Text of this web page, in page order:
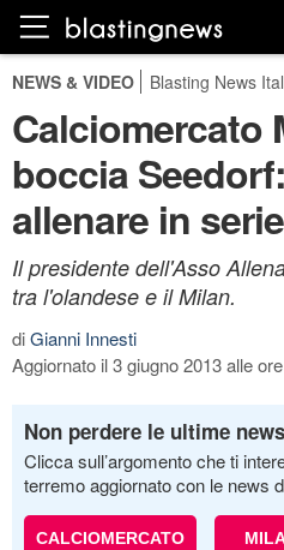
NEWS & VIDEO Blasting News
Calciomercato
boccia
allenare in
Il presidente dell'Asso
tra l'olandese e il Milan.
diGianni Innesti
Aggiornato il 3 giugno 2013 alle
Non perdere le ultime news
Clicca sull’argomento che ti
terremo aggiornato con le news
CALCIOMERCATO